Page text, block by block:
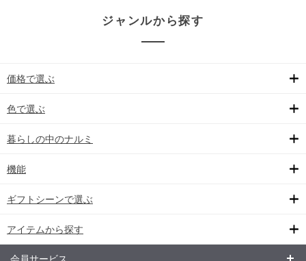
ジャンルから探す
価格で選ぶ
色で選ぶ
暮らしの中のナルミ
機能
ギフトシーンで選ぶ
アイテムから探す
会員サービス